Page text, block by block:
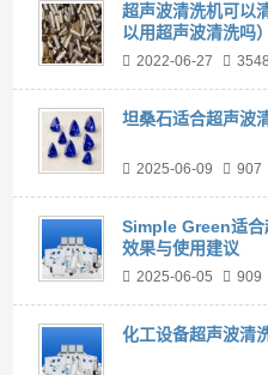
超声波清洗机可以
以用超声波清洗吗）
2022-06-27 3548
坦桑石适合超声波
2025-06-09 907
Simple Green适合
效果与使用建议
2025-06-05 909
化工设备超声波清